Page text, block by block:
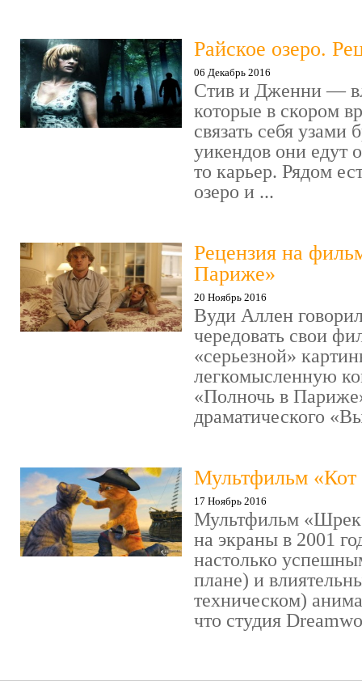
Райское озеро.
06 Декабрь 2016
Стив и Дженни —
которые в скором
связать себя узами
уикендов они едут
то карьер. Рядом
озеро и ...
Рецензия на
Париже»
20 Ноябрь 2016
Вуди Аллен
чередовать свои
«серьезной»
легкомысленную
«Полночь в
драматического
Мультфильм «Кот
17 Ноябрь 2016
Мультфильм
на экраны в 2001
настолько
плане) и
техническом)
что студия